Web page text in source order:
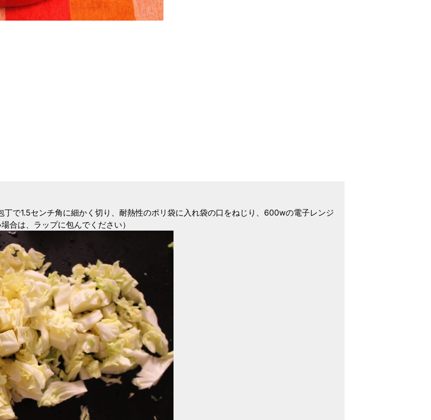
で1.5センチ角に細かく切り、耐熱性のポリ袋に入れ袋の口をねじり、600wの電子レンジ
合は、ラップに包んでください）